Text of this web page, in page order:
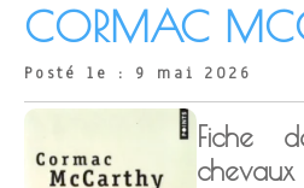
CORMAC
Posté le : 9 mai 2026
Fiche
chevaux